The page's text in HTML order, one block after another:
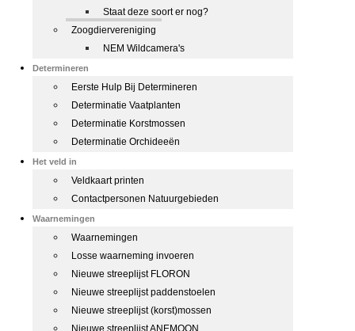
Staat deze soort er nog?
Zoogdiervereniging
NEM Wildcamera's
Determineren
Eerste Hulp Bij Determineren
Determinatie Vaatplanten
Determinatie Korstmossen
Determinatie Orchideeën
Het veld in
Veldkaart printen
Contactpersonen Natuurgebieden
Waarnemingen
Waarnemingen
Losse waarneming invoeren
Nieuwe streeplijst FLORON
Nieuwe streeplijst paddenstoelen
Nieuwe streeplijst (korst)mossen
Nieuwe streeplijst ANEMOON